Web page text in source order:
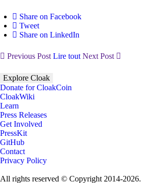
Share on Facebook
Tweet
Share on LinkedIn
Previous Post Lire tout Next Post
Explore Cloak
Donate for CloakCoin
CloakWiki
Learn
Press Releases
Get Involved
PressKit
GitHub
Contact
Privacy Policy
All rights reserved © Copyright 2014-2026.